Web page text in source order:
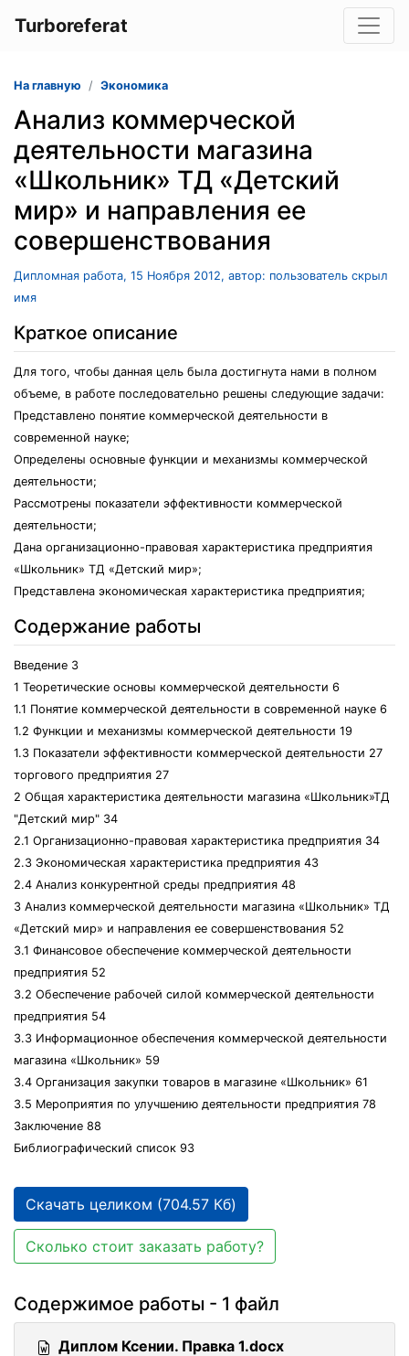
Turboreferat
На главную Экономика
Анализ коммерческой
деятельности магазина
«Школьник» ТД «Детский
мир» и направления ее
совершенствования
Дипломная работа, 15 Ноября 2012, автор: пользователь скрыл
имя
Краткое описание
Для того, чтобы данная цель была достигнута нами в полном
объеме, в работе последовательно решены следующие задачи:
Представлено понятие коммерческой деятельности в
современной науке;
Определены основные функции и механизмы коммерческой
деятельности;
Рассмотрены показатели эффективности коммерческой
деятельности;
Дана организационно-правовая характеристика предприятия
«Школьник» ТД «Детский мир»;
Представлена экономическая характеристика предприятия;
Содержание работы
Введение 3
1 Теоретические основы коммерческой деятельности 6
1.1 Понятие коммерческой деятельности в современной науке 6
1.2 Функции и механизмы коммерческой деятельности 19
1.3 Показатели эффективности коммерческой деятельности 27
торгового предприятия 27
2 Общая характеристика деятельности магазина «Школьник»ТД
"Детский мир" 34
2.1 Организационно-правовая характеристика предприятия 34
2.3 Экономическая характеристика предприятия 43
2.4 Анализ конкурентной среды предприятия 48
3 Анализ коммерческой деятельности магазина «Школьник» ТД
«Детский мир» и направления ее совершенствования 52
3.1 Финансовое обеспечение коммерческой деятельности
предприятия 52
3.2 Обеспечение рабочей силой коммерческой деятельности
предприятия 54
3.3 Информационное обеспечения коммерческой деятельности
магазина «Школьник» 59
3.4 Организация закупки товаров в магазине «Школьник» 61
3.5 Мероприятия по улучшению деятельности предприятия 78
Заключение 88
Библиографический список 93
Скачать целиком (704.57 Кб)
Сколько стоит заказать работу?
Содержимое работы - 1 файл
Диплом Ксении. Правка 1.docx